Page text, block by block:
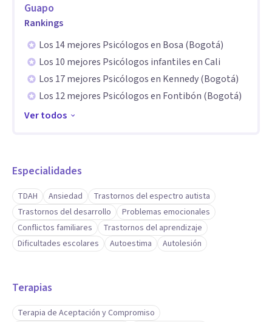
acompañamiento psicológico infantil y adolescente, con
énfasis en la comprensión de las necesidades emocionales y
cognitivas que impactan el aprendizaje y el desarrollo.
Abordo dificultades del aprendizaje, procesos atencionales
y desafíos emocionales desde un enfoque integral,
diseñando procesos terapéuticos personalizados que
fortalecen la regulación emocional, la autonomía y el
Cuento con habilidades para la evaluación psicológica, la
intervención y el seguimiento de casos, así como para el
diseño de estrategias de apoyo ajustadas a las necesidades
vocacional y profesional, y liderazgo de procesos de Escuela
de Padres. Brindo psicoorientación a docentes, elaboro
Guapo
Rankings
Los 14 mejores Psicólogos en Bosa (Bogotá)
Los 10 mejores Psicólogos infantiles en Cali
Los 17 mejores Psicólogos en Kennedy (Bogotá)
Los 12 mejores Psicólogos en Fontibón (Bogotá)
Ver todos
Especialidades
TDAH Ansiedad
Trastornos del espectro autista
Trastornos del desarrollo
Problemas emocionales
Conflictos familiares
Trastornos del aprendizaje
Dificultades escolares
Autoestima Autolesión
Terapias
Terapia de Aceptación y Compromiso